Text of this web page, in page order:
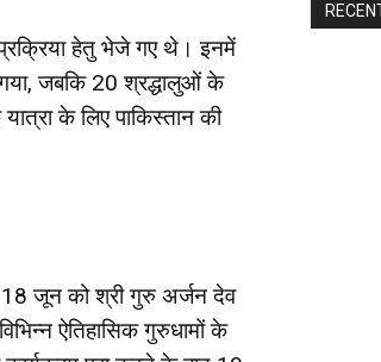
हेतु भेजे गए थे। इनमें
जबकि 20 श्रद्धालुओं के
के लिए पाकिस्तान की
18 जून को श्री गुरु अर्जन देव
ऐतिहासिक गुरुधामों के